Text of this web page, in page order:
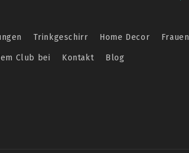
Trinkgeschirr Home Decor Frauen
Club bei Kontakt Blog